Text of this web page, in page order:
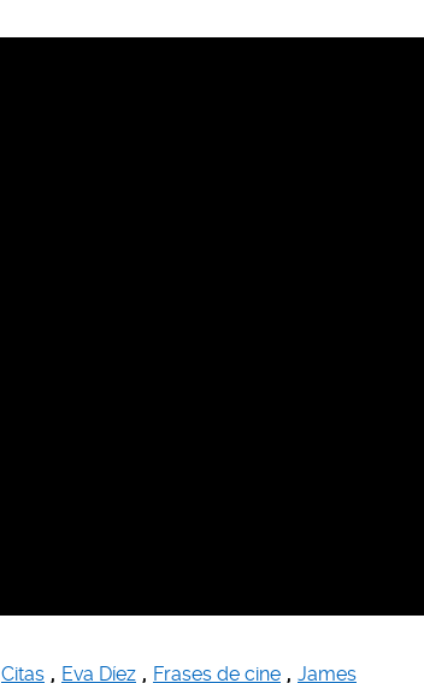
Citas , Eva Díez , Frases de cine , James